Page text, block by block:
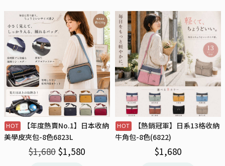
【年度熱賣No.1】日本收納
美學皮夾包-8色6823L
$1,680 $1,580
【熱銷冠軍】日系13格收納
牛角包-8色(6822)
$1,680